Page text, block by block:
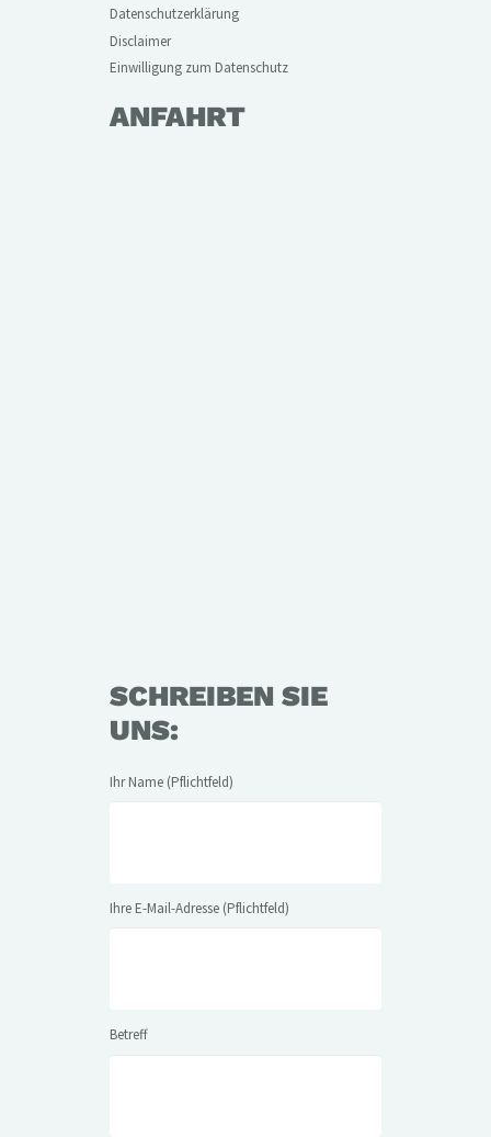
Datenschutzerklärung
Disclaimer
Einwilligung zum Datenschutz
ANFAHRT
SCHREIBEN SIE
UNS:
Ihr Name (Pflichtfeld)
Ihre E-Mail-Adresse (Pflichtfeld)
Betreff